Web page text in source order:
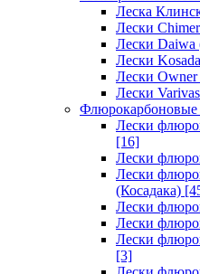
Леска
Лески
Лески Daiwa
Лески
Лески
Лески
Флюрокарбоновые
Лески
[16]
Лески
Лески
(Косадака)
Лески
Лески
Лески
[3]